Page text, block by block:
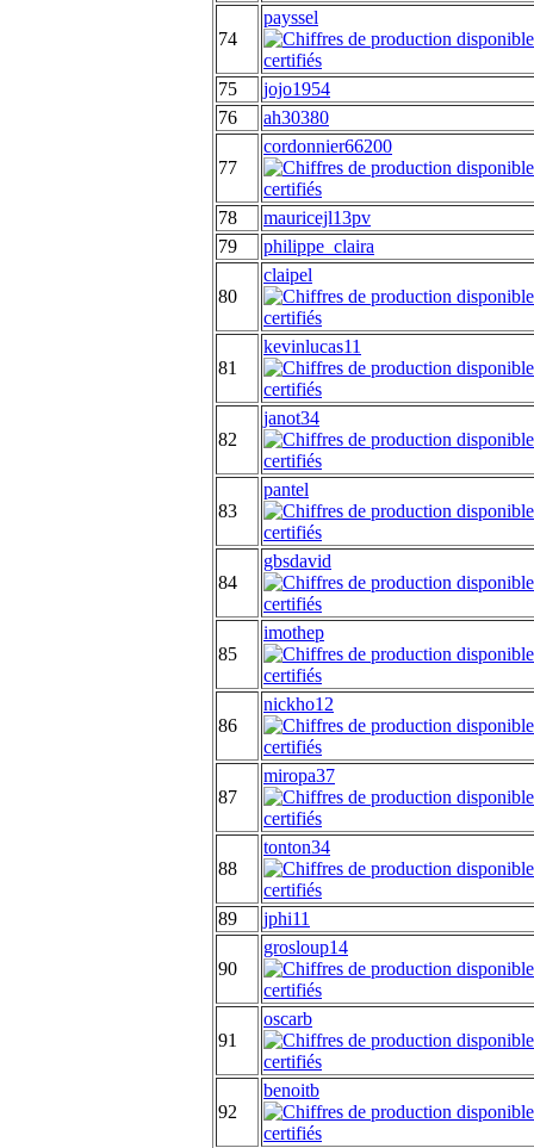
74
payssel
75
jojo1954
76
ah30380
77
cordonnier66200
78
mauricejl13pv
79
philippe_claira
80
claipel
81
kevinlucas11
82
janot34
83
pantel
84
gbsdavid
85
imothep
86
nickho12
87
miropa37
88
tonton34
89 jphi11
90
grosloup14
91
oscarb
92
benoitb